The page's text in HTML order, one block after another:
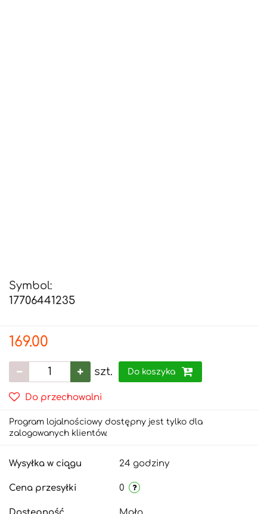
Symbol:
17706441235
169.00
szt. Do koszyka
Do przechowalni
Program lojalnościowy dostępny jest tylko dla
zalogowanych klientów.
Wysyłka w ciągu 24 godziny
Cena przesyłki 0